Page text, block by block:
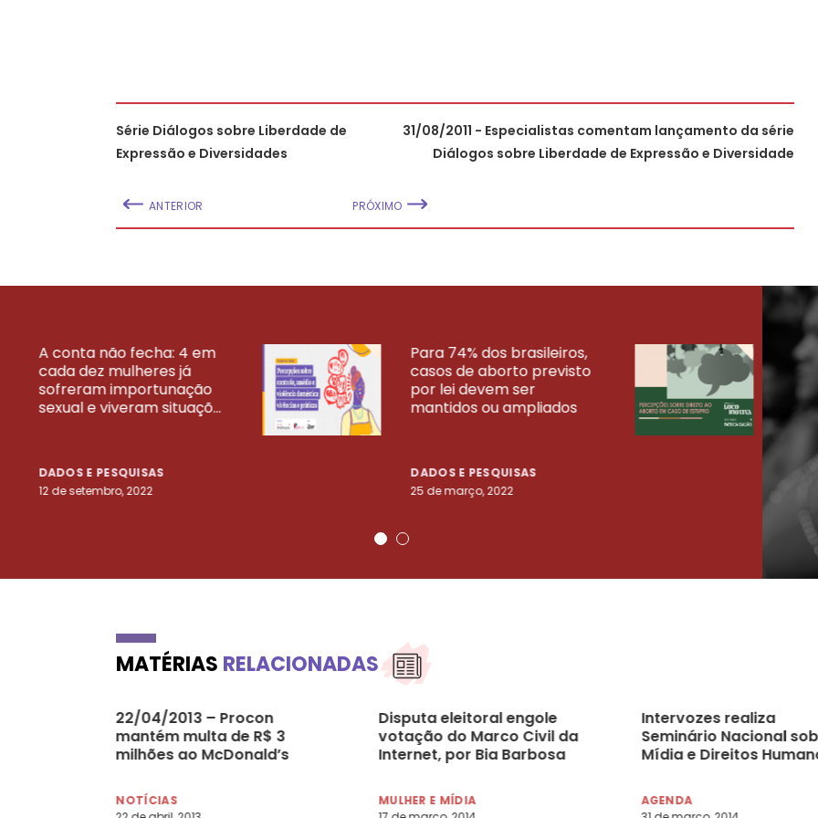
Série Diálogos sobre Liberdade de
Expressão e Diversidades
ANTERIOR
31/08/2011 - Especialistas comentam lançamento da série
Diálogos sobre Liberdade de Expressão e Diversidade
PRÓXIMO
A conta não fecha: 4 em
cada dez mulheres já
sofreram importunação
sexual e viveram situaçõ...
DADOS E PESQUISAS
12 de setembro, 2022
Para 74% dos brasileiros,
casos de aborto previsto
por lei devem ser
mantidos ou ampliados
DADOS E PESQUISAS
25 de março, 2022
23
VEJA MAIS PESQUISAS
MATÉRIAS RELACIONADAS
22/04/2013 – Procon
mantém multa de R$ 3
milhões ao McDonald’s
NOTÍCIAS
Disputa eleitoral engole
votação do Marco Civil da
Internet, por Bia Barbosa
MULHER E MÍDIA
Intervozes realiza
Seminário Nacional
Mídia e Direitos
AGENDA